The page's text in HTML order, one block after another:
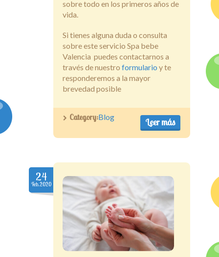
sobre todo en los primeros años de
vida.
Si tienes alguna duda o consulta
sobre este servicio Spa bebe
Valencia puedes contactarnos a
través de nuestro formulario y te
responderemos a la mayor
brevedad posible
Leer más
Category:Blog
24
Feb.2020